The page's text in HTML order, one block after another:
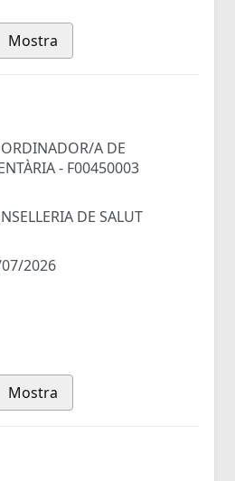
Mostra
A DE
- F00450003
DE SALUT
2026
Mostra